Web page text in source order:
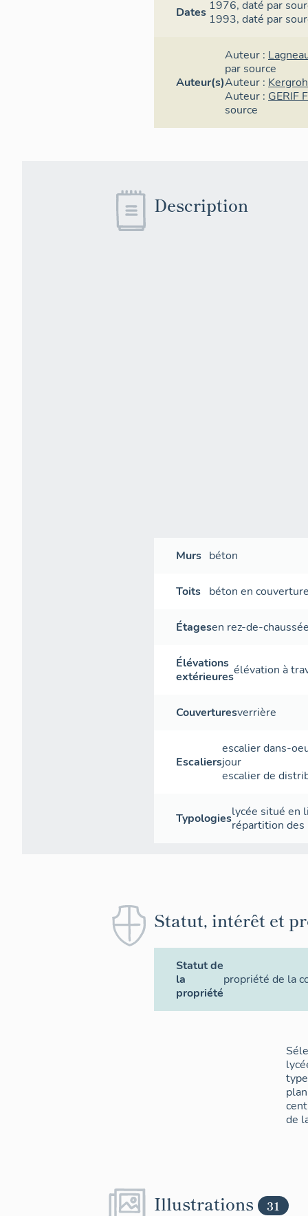
couleur
ambitions
mêmes
qualifiable
complexe
1
hypothèse.
Dates 1976,daté par
1993,daté par
Auteur(s)
Auteur :
par source
Auteur :
Auteur : GERIF
source
Description
Murs béton
Toits béton en
Étagesen rez-de-
Élévations
extérieuresélévation à
Couverturesverrière
Escaliers
escalier dans-
jour
escalier de
Typologieslycée situé en
répartition
Statut, intérêt et
Statut de
la
propriété
propriété de la
de
Illustrations 31